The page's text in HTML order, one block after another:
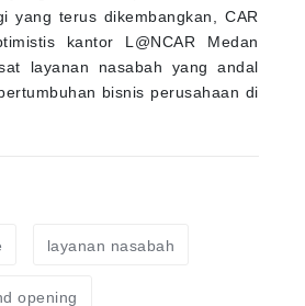
yang terus dikembangkan, CAR
kantor L@NCAR Medan
layanan nasabah yang andal
bisnis perusahaan di
layanan nasabah
opening